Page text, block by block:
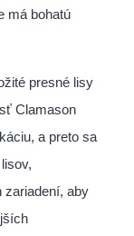
má bohatú
presné lisy
Clamason
a preto sa
zariadení, aby